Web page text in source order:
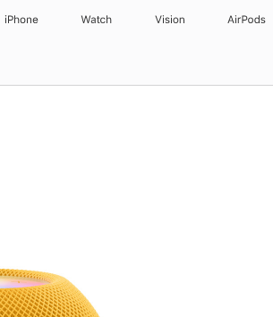
iPhone Watch Vision AirPods